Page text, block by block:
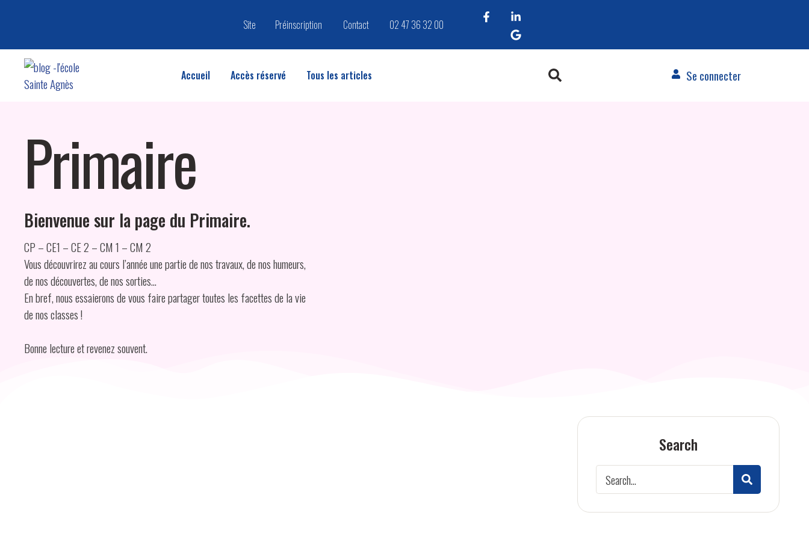
Site​ Préinscription Contact 02 47 36 32 00
Accueil Accès réservé Tous les articles Se connecter
Primaire
Bienvenue sur la page du Primaire.
CP – CE1 – CE 2 – CM 1 – CM 2
Vous découvrirez au cours l’année une partie de nos travaux, de nos humeurs,
de nos découvertes, de nos sorties…
En bref, nous essaierons de vous faire partager toutes les facettes de la vie
de nos classes !
Bonne lecture et revenez souvent.
Search